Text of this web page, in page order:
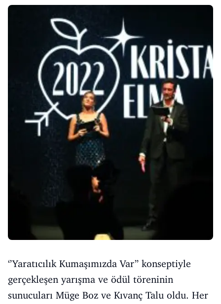
‘’Yaratıcılık Kumaşımızda Var’’ konseptiyle
gerçekleşen yarışma ve ödül töreninin
sunucuları Müge Boz ve Kıvanç Talu oldu. Her